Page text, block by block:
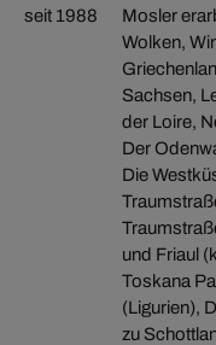
seit 1988
Mosler
Wolken,
Sachsen,
der Loire,
Der
Die
und Friaul
Toskana
(Ligurien),
zu